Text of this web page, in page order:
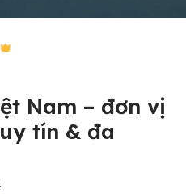
Nam – đơn vị
tín & đa